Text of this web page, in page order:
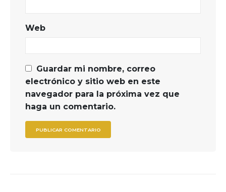
Web
Guardar mi nombre, correo
electrónico y sitio web en este
navegador para la próxima vez que
haga un comentario.